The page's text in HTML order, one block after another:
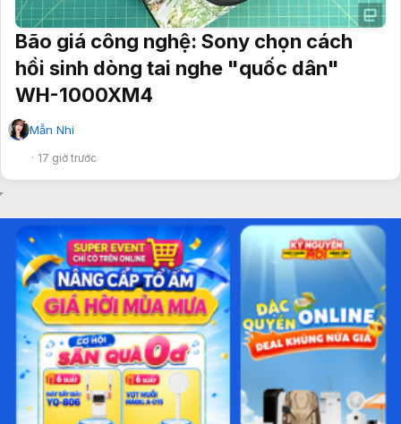
Bão giá công nghệ: Sony chọn cách
hồi sinh dòng tai nghe "quốc dân"
WH-1000XM4
Mẫn Nhi
17 giờ trước